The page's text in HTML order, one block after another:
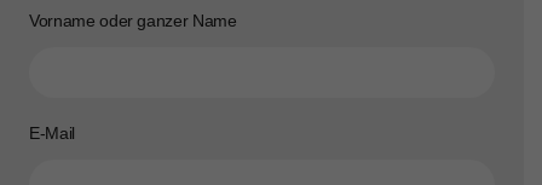
Vorname oder ganzer Name
E-Mail